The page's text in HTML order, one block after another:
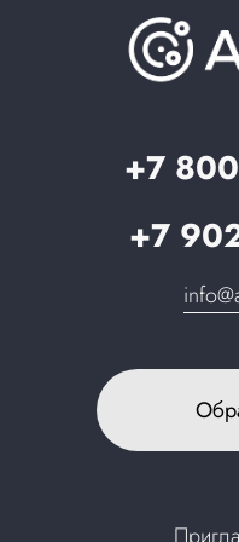
+7
+7
О компании
Вопрос-ответ
Запрос в поддержку